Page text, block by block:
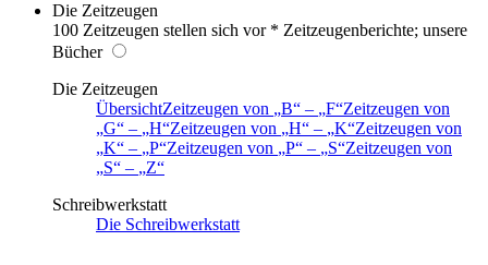
Die Zeitzeugen
100 Zeitzeugen stellen sich vor * Zeitzeugenberichte; unsere
Bücher
Die Zeitzeugen
ÜbersichtZeitzeugen von B – F Zeitzeugen von
G
– H Zeitzeugen von H – K Zeitzeugen von
K
– P Zeitzeugen von P – S Zeitzeugen von
S
–
Z
Schreibwerkstatt
Die Schreibwerkstatt